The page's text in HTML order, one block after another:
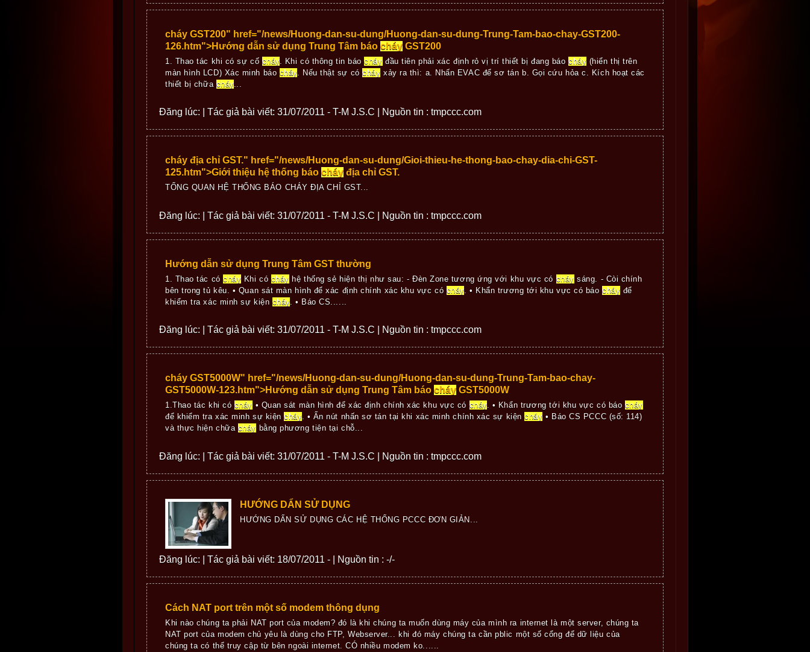
cháy GST200" href="/news/Huong-dan-su-dung/Huong-dan-su-dung-Trung-Tam-bao-chay-GST200-
126.htm">Hướng dẫn sử dụng Trung Tâm báo cháy GST200
1. Thao tác khi có sự cố cháy. Khi có thông tin báocháy đầu tiên phải xác định rỏ vị trí thiết bị đang báo cháy (hiển thị trên
màn hình LCD) Xác minh báo cháy. Nếu thật sự cócháy xảy ra thì: a. Nhấn EVAC để sơ tán b. Gọi cứu hỏa c. Kích hoạt các
thiết bị chữa cháy...
Đăng lúc: | Tác giả bài viết: 31/07/2011 - T-M J.S.C | Nguồn tin : tmpccc.com
cháy địa chỉ GST." href="/news/Huong-dan-su-dung/Gioi-thieu-he-thong-bao-chay-dia-chi-GST-
125.htm">Giới thiệu hệ thống báo cháy địa chỉ GST.
TỔNG QUAN HỆ THỐNG BÁO CHÁY ĐỊA CHỈ GST...
Đăng lúc: | Tác giả bài viết: 31/07/2011 - T-M J.S.C | Nguồn tin : tmpccc.com
Hướng dẫn sử dụng Trung Tâm GST thường
1. Thao tác cócháy Khi có cháy hệ thống sẻ hiện thị như sau: - Đèn Zone tương ứng với khu vực có cháy sáng. - Còi chính
bên trong tủ kêu. • Quan sát màn hình để xác định chính xác khu vực có cháy. • Khẩn trương tới khu vực có báocháy để
khiểm tra xác minh sự kiện cháy. • Báo CS......
Đăng lúc: | Tác giả bài viết: 31/07/2011 - T-M J.S.C | Nguồn tin : tmpccc.com
cháy GST5000W" href="/news/Huong-dan-su-dung/Huong-dan-su-dung-Trung-Tam-bao-chay-
GST5000W-123.htm">Hướng dẫn sử dụng Trung Tâm báo cháy GST5000W
1.Thao tác khi có cháy • Quan sát màn hình để xác định chính xác khu vực có cháy. • Khẩn trương tới khu vực có báo cháy
để khiểm tra xác minh sự kiệncháy. • Ấn nút nhấn sơ tán tại khi xác minh chính xác sự kiệncháy • Báo CS PCCC (số: 114)
và thực hiện chữa cháy bằng phương tiện tại chỗ...
Đăng lúc: | Tác giả bài viết: 31/07/2011 - T-M J.S.C | Nguồn tin : tmpccc.com
HƯỚNG DẨN SỬ DỤNG
HƯỚNG DẨN SỬ DỤNG CÁC HỆ THỐNG PCCC ĐƠN GIẢN...
Đăng lúc: | Tác giả bài viết: 18/07/2011 - | Nguồn tin : -/-
Cách NAT port trên một số modem thông dụng
Khi nào chúng ta phải NAT port của modem? đó là khi chúng ta muốn dùng máy của mình ra internet là một server, chúng ta
NAT port của modem chủ yêu là dùng cho FTP, Webserver... khi đó máy chúng ta cần pblic một số cổng để dữ liệu của
chúng ta có thể truy cập từ bên ngoài internet. CÓ nhiều modem ko......